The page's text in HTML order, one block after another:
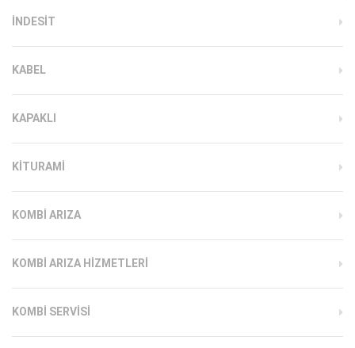
INDESIT
KABEL
KAPAKLI
KITURAMI
KOMBI ARIZA
KOMBI ARIZA HIZMETLERI
KOMBI SERVISI